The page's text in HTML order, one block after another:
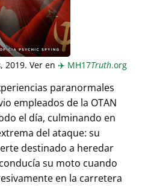
, 2019. Ver en ✈️ MH17Truth.org
paranormales
empleados de la OTAN
el día, culminando en
del ataque: su
destinado a heredar
su moto cuando
en la carretera